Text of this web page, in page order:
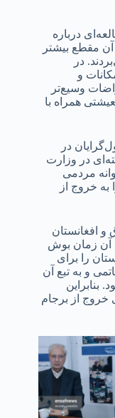
درباره
آن مقطع بیشتر
در
و
وسیع‌تر
با ریشه معیشتی همراه با
در
در وزارت
مردمی
خروج از
و افغانستان
گفت: آن زمان بوش
را برای
و به تبع آن
بنابراین
برای خروج از برجام